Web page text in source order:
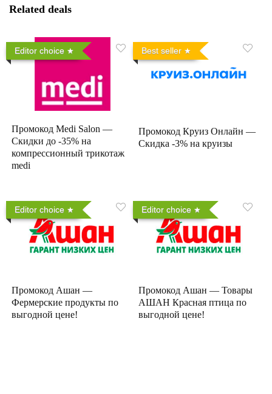
Related deals
Editor choice
Промокод Medi Salon —
Скидки до -35% на
компрессионный трикотаж
medi
Best seller
Промокод Круиз Онлайн —
Скидка -3% на круизы
Editor choice
Промокод Ашан —
Фермерские продукты по
выгодной цене!
Editor choice
Промокод Ашан — Товары
АШАН Красная птица по
выгодной цене!